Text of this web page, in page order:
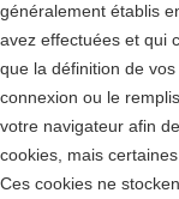
généralement établis
avez effectuées et qui
que la définition de
connexion ou le
votre navigateur afin
cookies, mais
Ces cookies ne